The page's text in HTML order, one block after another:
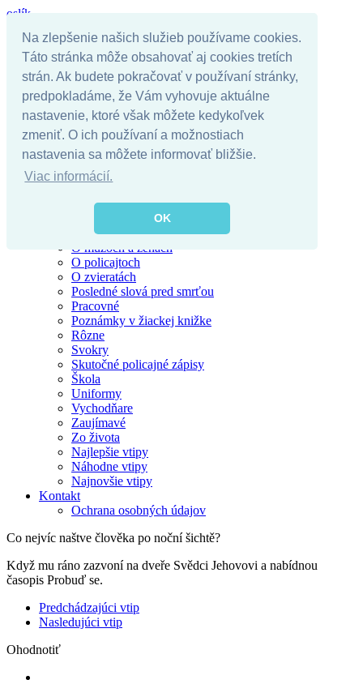
Na zlepšenie našich služieb používame cookies.
Táto stránka môže obsahovať aj cookies tretích
strán. Ak budete pokračovať v používaní stránky,
predpokladáme, že Vám vyhovuje aktuálne
nastavenie, ktoré však môžete kedykoľvek
zmeniť. O ich používaní a možnostiach
nastavenia sa môžete informovať bližšie.
Viac informácií.
OK
oslík
Úvodná stránka
Alkohol
Blondínky
Chuck Norris
Darwinova cena
Kostolné
Hlavolamy
Motoristi
Najzábavnejšie citáty
O rómoch
O mužoch a ženách
O policajtoch
O zvieratách
Posledné slová pred smrťou
Pracovné
Poznámky v žiackej knižke
Rôzne
Svokry
Skutočné policajné zápisy
Škola
Uniformy
Vychodňare
Zaujímavé
Zo života
Najlepšie vtipy
Náhodne vtipy
Najnovšie vtipy
Kontakt
Ochrana osobných údajov
Co nejvíc naštve člověka po noční šichtě?
Když mu ráno zazvoní na dveře Svědci Jehovovi a nabídnou
časopis Probuď se.
Predchádzajúci vtip
Nasledujúci vtip
Ohodnotiť